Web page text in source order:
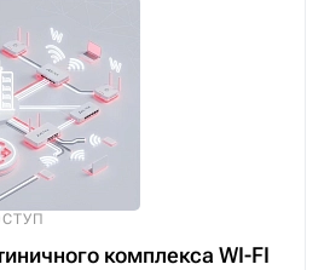
комплекса WI-FI